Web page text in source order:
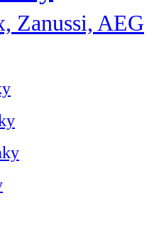
Zanussi, AEG